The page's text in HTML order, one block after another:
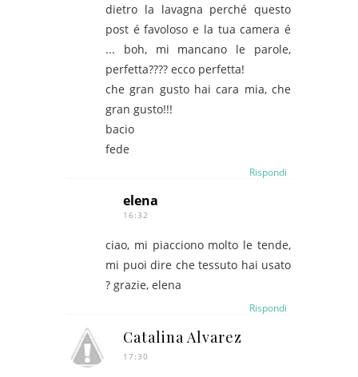
dietro la lavagna perché questo
post é favoloso e la tua camera é
... boh, mi mancano le parole,
perfetta???? ecco perfetta!
che gran gusto hai cara mia, che
gran gusto!!!
bacio
fede
Rispondi
elena
16:32
ciao, mi piacciono molto le tende,
mi puoi dire che tessuto hai usato
? grazie, elena
Rispondi
Catalina Alvarez
17:30